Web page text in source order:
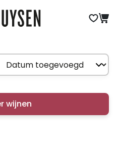
wijnen